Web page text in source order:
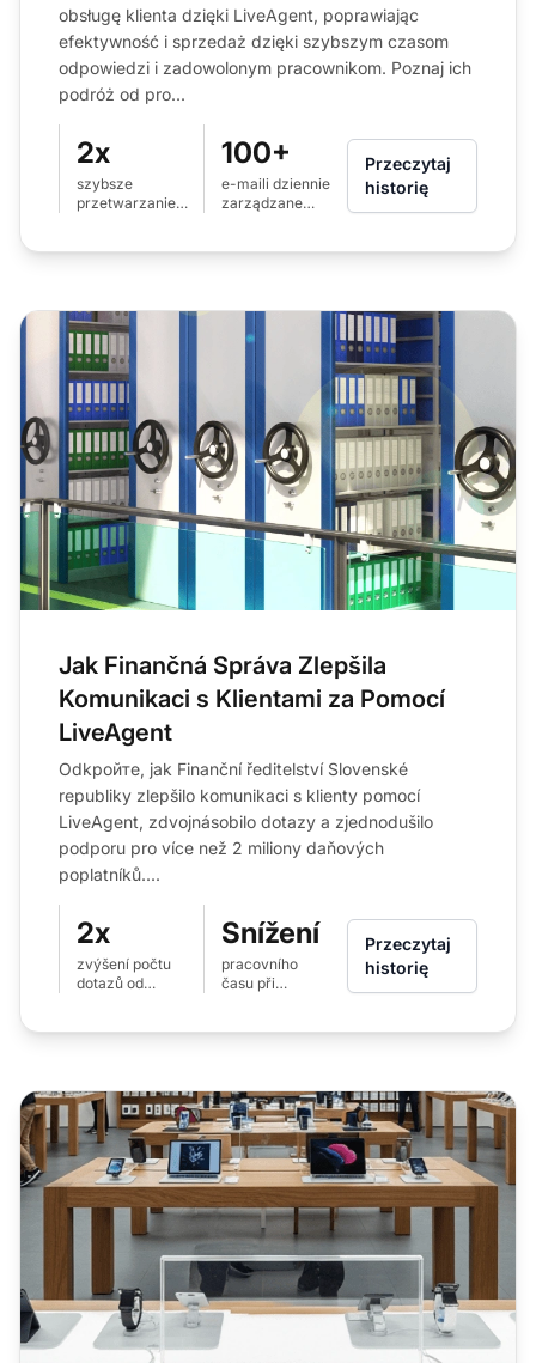
obsługę klienta dzięki LiveAgent, poprawiając
efektywność i sprzedaż dzięki szybszym czasom
odpowiedzi i zadowolonym pracownikom. Poznaj ich
podróż od pro...
2x
szybsze
przetwarzanie
100+
e-maili dziennie
zarządzane
Przeczytaj
historię
Jak Finančná Správa Zlepšila
Komunikaci s Klientami za Pomocí
LiveAgent
Odkройте, jak Finanční ředitelství Slovenské
republiky zlepšilo komunikaci s klienty pomocí
LiveAgent, zdvojnásobilo dotazy a zjednodušilo
podporu pro více než 2 miliony daňových
poplatníků....
2x
zvýšení počtu
dotazů od
Snížení
pracovního
času při
Przeczytaj
historię